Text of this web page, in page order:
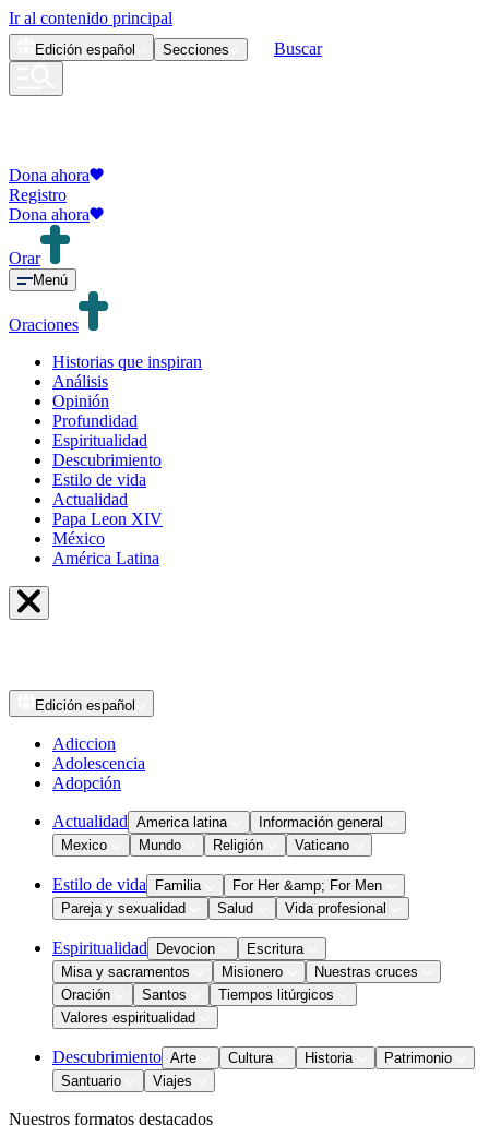
Ir al contenido principal
Edición español Secciones Buscar
Dona ahora
Registro
Dona ahora
Orar
Menú
Oraciones
Historias que inspiran
Análisis
Opinión
Profundidad
Espiritualidad
Descubrimiento
Estilo de vida
Actualidad
Papa Leon XIV
México
América Latina
Edición español
Adiccion
Adolescencia
Adopción
Actualidad America latina
Información general
Mexico
Mundo Religión Vaticano
Estilo de vida Familia
For Her &amp; For Men
Pareja y sexualidad
Salud Vida profesional
Espiritualidad Devocion
Escritura
Misa y sacramentos
Misionero
Nuestras cruces
Oración
Santos
Tiempos litúrgicos
Valores espiritualidad
Descubrimiento Arte Cultura Historia
Patrimonio
Santuario
Viajes
Nuestros formatos destacados